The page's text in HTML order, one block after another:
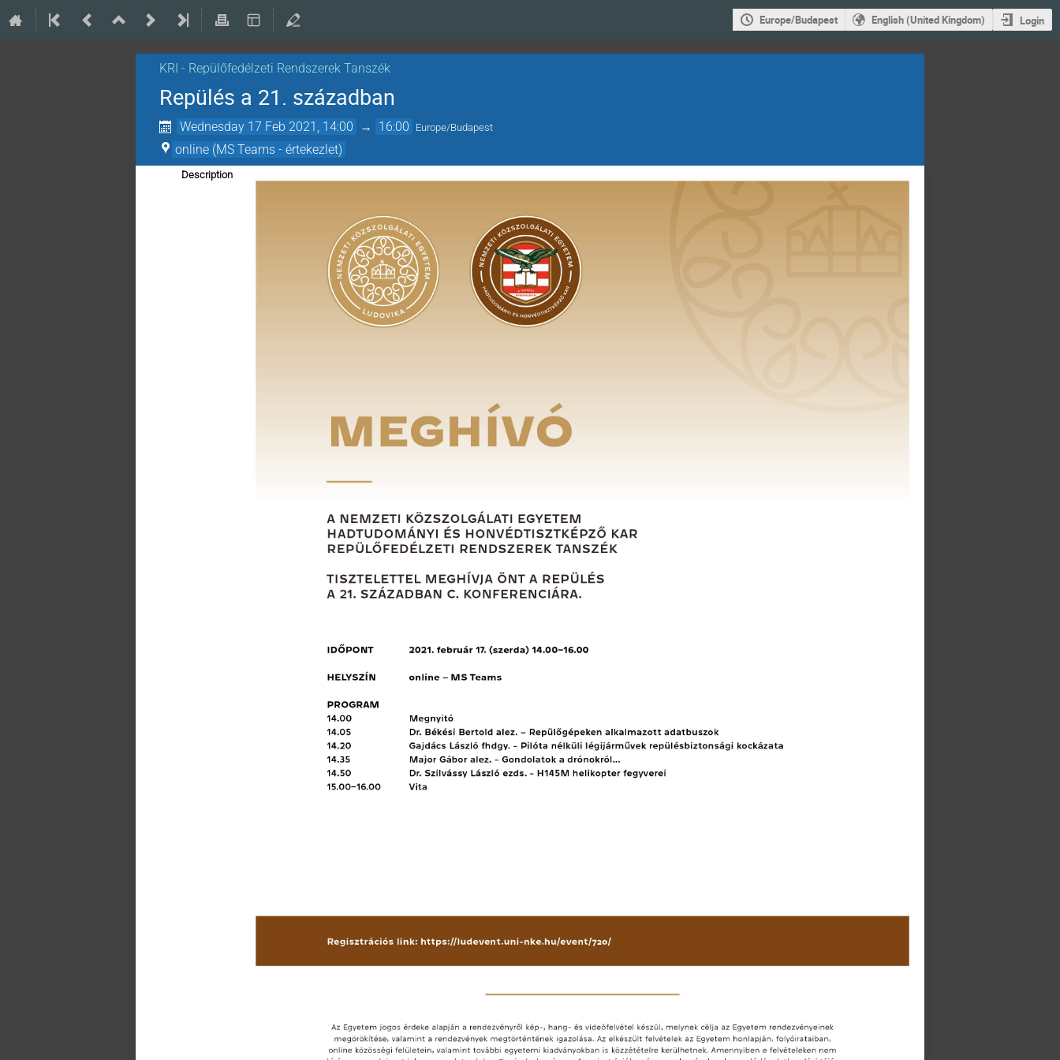
Europe/Budapest English (United Kingdom) Login
KRI - Repülőfedélzeti Rendszerek Tanszék
Repülés a 21. században
Wednesday 17 Feb 2021, 14:00 → 16:00 Europe/Budapest
online (MS Teams - értekezlet)
Description